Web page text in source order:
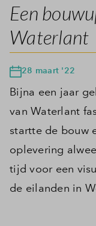
Een
Waterlant
28 maart '22
Bijna een jaar
van Waterlant
startte de bouw
oplevering
tijd voor een
de eilanden in